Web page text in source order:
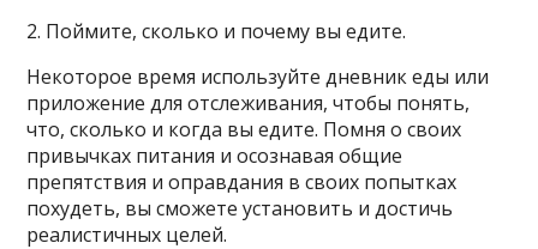
2. Поймите, сколько и почему вы едите.
Некоторое время используйте дневник еды или
приложение для отслеживания, чтобы понять,
что, сколько и когда вы едите. Помня о своих
привычках питания и осознавая общие
препятствия и оправдания в своих попытках
похудеть, вы сможете установить и достичь
реалистичных целей.